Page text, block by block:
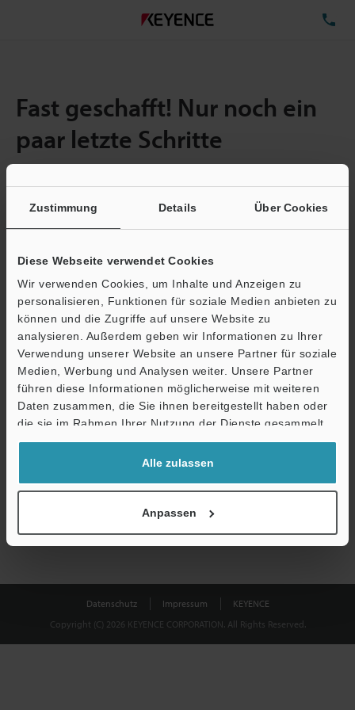
Zustimmung Details Über Cookies
Diese Webseite verwendet Cookies
Wir verwenden Cookies, um Inhalte und Anzeigen zu
personalisieren, Funktionen für soziale Medien anbieten zu
können und die Zugriffe auf unsere Website zu
analysieren. Außerdem geben wir Informationen zu Ihrer
Verwendung unserer Website an unsere Partner für soziale
Medien, Werbung und Analysen weiter. Unsere Partner
führen diese Informationen möglicherweise mit weiteren
Daten zusammen, die Sie ihnen bereitgestellt haben oder
die sie im Rahmen Ihrer Nutzung der Dienste gesammelt
haben.
Alle zulassen
Anpassen
Fast geschafft! Nur noch ein
paar letzte Schritte
E-Mail-Adresse (erforderlich)
Download
Datenschutz ist uns wichtig - Ihre Daten werden niemals
Datenschutz
Datenschutz Impressum
KEYENCE
Copyright (C) 2026 KEYENCE CORPORATION. All Rights Reserved.